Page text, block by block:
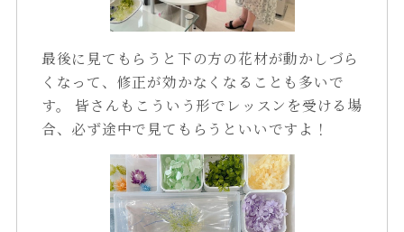
最後に見てもらうと下の方の花材が動かしづら
くなって、修正が効かなくなることも多いで
す。
皆さんもこういう形でレッスンを受ける場
合、必ず途中で見てもらうといいですよ！